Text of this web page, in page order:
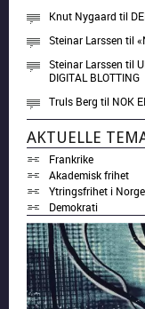
Knut Nygaard til
Steinar Larssen til
Steinar Larssen til
DIGITAL BLOTTING
Truls Berg til NOK
AKTUELLE
Frankrike
Akademisk frihet
Ytringsfrihet i Norge
Demokrati